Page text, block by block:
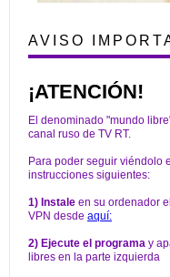
AVISO
¡ATENCIÓN!
El denominado "mundo
canal ruso de TV RT.
Para poder seguir viéndolo
instrucciones siguientes:
1) Instale en su ordenador
VPN desde aquí:
2) Ejecute el programa y
libres en la parte izquierda